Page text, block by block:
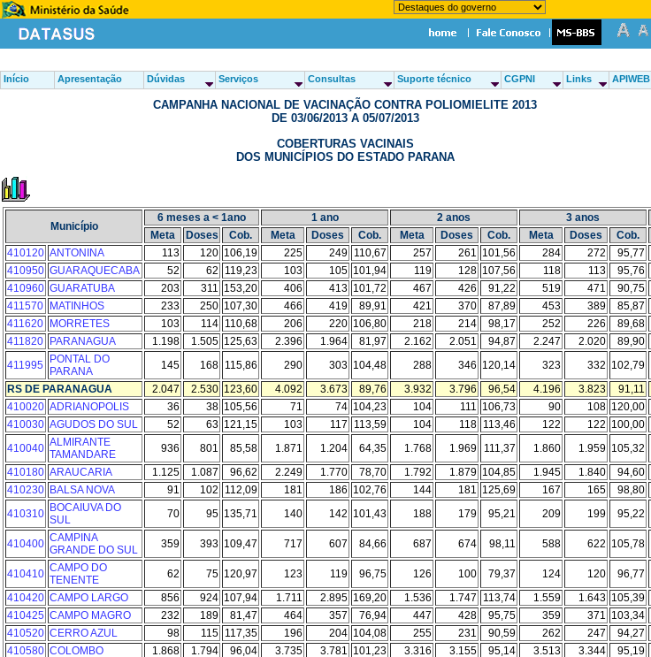
CAMPANHA NACIONAL DE VACINAÇÃO CONTRA POLIOMIELITE 2013
DE 03/06/2013 A 05/07/2013
COBERTURAS VACINAIS
DOS MUNICÍPIOS DO ESTADO PARANA
Município
6 meses a < 1ano 1 ano 2 anos 3 anos
Meta
Doses Cob. Meta Doses Cob. Meta Doses Cob. Meta Doses Cob.
410120 ANTONINA 113 120 106,19 225 249 110,67 257 261 101,56 284 272 95,77
410950 GUARAQUECABA 52 62 119,23 103 105 101,94 119 128 107,56 118 113 95,76
410960 GUARATUBA 203 311 153,20 406 413 101,72 467 426 91,22 519 471 90,75
411570
MATINHOS 233 250 107,30 466 419 89,91 421 370 87,89 453 389 85,87
411620
MORRETES 103 114 110,68 206 220 106,80 218 214 98,17 252 226 89,68
411820
PARANAGUA 1.198 1.505 125,63 2.396 1.964 81,97 2.162 2.051 94,87 2.247 2.020 89,90
411995
PONTAL DO
PARANA
145 168 115,86 290 303 104,48 288 346 120,14 323 332 102,79
RS DE PARANAGUA
2.047 2.530 123,60 4.092 3.673 89,76 3.932 3.796 96,54 4.196 3.823 91,11
410020 ADRIANOPOLIS 36 38 105,56 71 74 104,23 104 111 106,73 90 108 120,00
410030 AGUDOS DO SUL 52 63 121,15 103 117 113,59 104 118 113,46 122 122 100,00
410040 ALMIRANTE
TAMANDARE
936 801 85,58 1.871 1.204 64,35 1.768 1.969 111,37 1.860 1.959 105,32
410180 ARAUCARIA 1.125 1.087 96,62 2.249 1.770 78,70 1.792 1.879 104,85 1.945 1.840 94,60
410230 BALSA NOVA 91 102 112,09 181 186 102,76 144 181 125,69 167 165 98,80
410310 BOCAIUVA DO
SUL
70 95 135,71 140 142 101,43 188 179 95,21 209 199 95,22
410400 CAMPINA
GRANDE DO SUL
359 393 109,47 717 607 84,66 687 674 98,11 588 622 105,78
410410 CAMPO DO
TENENTE
62 75 120,97 123 119 96,75 126 100 79,37 124 120 96,77
410420 CAMPO LARGO 856 924 107,94 1.711 2.895 169,20 1.536 1.747 113,74 1.559 1.643 105,39
410425 CAMPO MAGRO 232 189 81,47 464 357 76,94 447 428 95,75 359 371 103,34
410520 CERRO AZUL 98 115 117,35 196 204 104,08 255 231 90,59 262 247 94,27
410580 COLOMBO 1.868 1.794 96,04 3.735 3.781 101,23 3.316 3.155 95,14 3.513 3.344 95,19
Início Apresentação Dúvidas Serviços Consultas Suporte técnico CGPNI Links APIWEB